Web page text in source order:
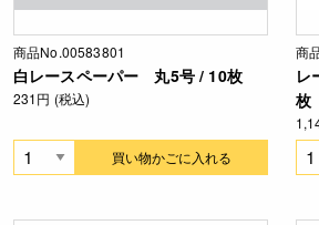
商品No.00583801
白レースペーパー 丸5号 / 10枚
231円 (税込)
買い物かごに入れる
商
枚